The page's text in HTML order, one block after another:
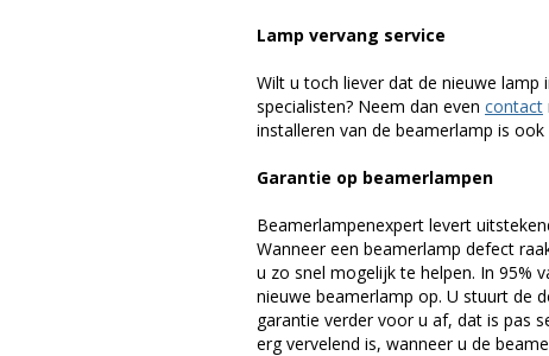
Lamp vervang service
Wilt u toch liever dat de nieuwe
specialisten? Neem dan even contact
installeren van de beamerlamp is
Garantie op beamerlampen
Beamerlampenexpert levert
Wanneer een beamerlamp defect
u zo snel mogelijk te helpen. In 95%
nieuwe beamerlamp op. U stuurt de
garantie verder voor u af, dat is pas
erg vervelend is, wanneer u de